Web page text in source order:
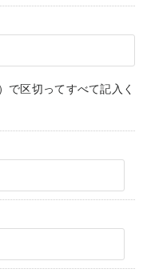
雑貨
ベビー
セットアップ派
フォーマル / オケー
あったかアイテム｜
定番ギフト
もらって嬉しいギフト
かわいくておもしろ
あったか度◎
裏起毛素材
で区切ってすべて記入く